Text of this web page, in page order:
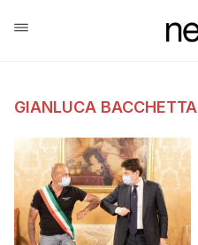
GIANLUCA BACCHETTA